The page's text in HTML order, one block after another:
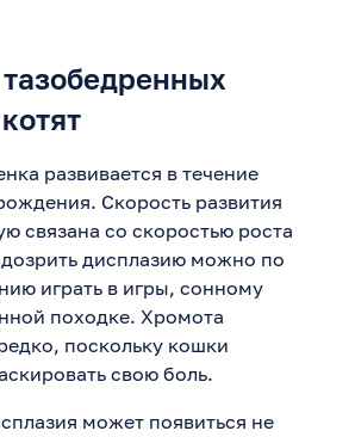
развивается в течение
Скорость развития
связана со скоростью роста
дисплазию можно по
играть в игры, сонному
походке. Хромота
поскольку кошки
свою боль.
может появиться не